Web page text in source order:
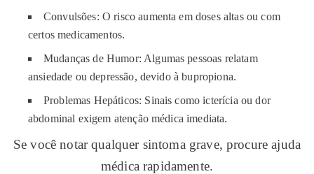
Convulsões: O risco aumenta em doses altas ou com
certos medicamentos.
Mudanças de Humor: Algumas pessoas relatam
ansiedade ou depressão, devido à bupropiona.
Problemas Hepáticos: Sinais como icterícia ou dor
abdominal exigem atenção médica imediata.
Se você notar qualquer sintoma grave, procure ajuda
médica rapidamente.